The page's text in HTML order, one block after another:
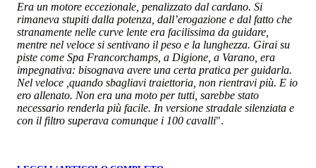
Era un motore eccezionale, penalizzato dal cardano. Si
rimaneva stupiti dalla potenza, dall’erogazione e dal fatto che
stranamente nelle curve lente era facilissima da guidare,
mentre nel veloce si sentivano il peso e la lunghezza. Girai su
piste come Spa Francorchamps, a Digione, a Varano, era
impegnativa: bisognava avere una certa pratica per guidarla.
Nel veloce ,quando sbagliavi traiettoria, non rientravi più. E io
ero allenato. Non era una moto per tutti, sarebbe stato
necessario renderla più facile. In versione stradale silenziata e
con il filtro superava comunque i 100 cavalli".